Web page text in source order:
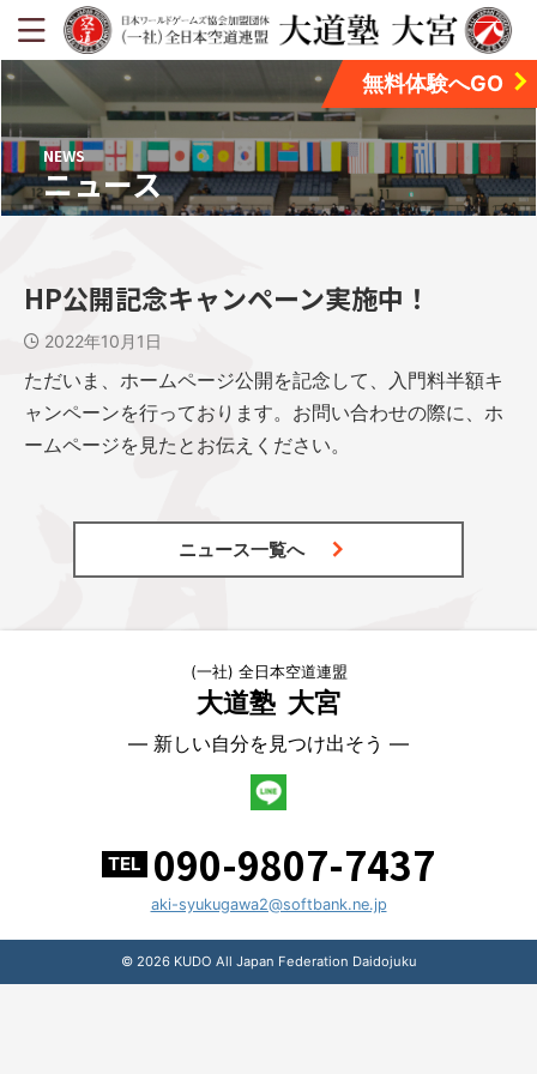
無料体験へGO
NEWS
ニュース
HP公開記念キャンペーン実施中！
2022年10月1日
ただいま、ホームページ公開を記念して、入門料半額キ
ャンペーンを行っております。お問い合わせの際に、ホ
ームページを見たとお伝えください。
ニュース一覧へ
(一社) 全日本空道連盟
大道塾 大宮
― 新しい自分を見つけ出そう ―
TEL 090-9807-7437
aki-syukugawa2@softbank.ne.jp
© 2026 KUDO All Japan Federation Daidojuku